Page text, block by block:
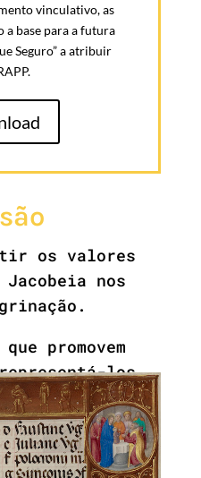
vinculativo, as
a base para a futura
Seguro” a atribuir
os valores
nos
promovem
los